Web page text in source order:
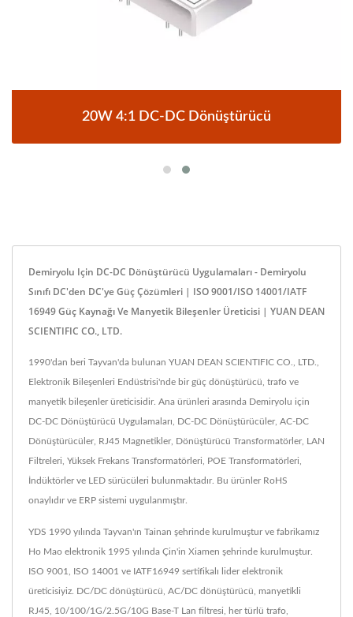
20W 4:1 DC-DC Dönüştürücü
Demiryolu Için DC-DC Dönüştürücü Uygulamaları - Demiryolu
Sınıfı DC'den DC'ye Güç Çözümleri | ISO 9001/ISO 14001/IATF
16949 Güç Kaynağı Ve Manyetik Bileşenler Üreticisi | YUAN DEAN
SCIENTIFIC CO., LTD.
1990'dan beri Tayvan'da bulunan YUAN DEAN SCIENTIFIC CO., LTD.,
Elektronik Bileşenleri Endüstrisi'nde bir güç dönüştürücü, trafo ve
manyetik bileşenler üreticisidir. Ana ürünleri arasında Demiryolu için
DC-DC Dönüştürücü Uygulamaları, DC-DC Dönüştürücüler, AC-DC
Dönüştürücüler, RJ45 Magnetikler, Dönüştürücü Transformatörler, LAN
Filtreleri, Yüksek Frekans Transformatörleri, POE Transformatörleri,
İndüktörler ve LED sürücüleri bulunmaktadır. Bu ürünler RoHS
onaylıdır ve ERP sistemi uygulanmıştır.
YDS 1990 yılında Tayvan'ın Tainan şehrinde kurulmuştur ve fabrikamız
Ho Mao elektronik 1995 yılında Çin'in Xiamen şehrinde kurulmuştur.
ISO 9001, ISO 14001 ve IATF16949 sertifikalı lider elektronik
üreticisiyiz. DC/DC dönüştürücü, AC/DC dönüştürücü, manyetikli
RJ45, 10/100/1G/2.5G/10G Base-T Lan filtresi, her türlü trafo,